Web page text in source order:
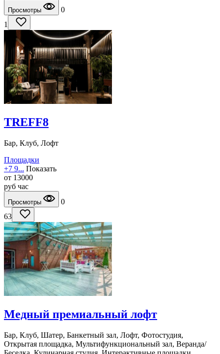
Просмотры
0
1
TREFF8
Бар, Клуб, Лофт
Площадки
+7 9... Показать
от 13000
руб час
Просмотры
0
63
Медный премиальный лофт
Бар, Клуб, Шатер, Банкетный зал, Лофт, Фотостудия,
Открытая площадка, Мультифункциональный зал, Веранда/